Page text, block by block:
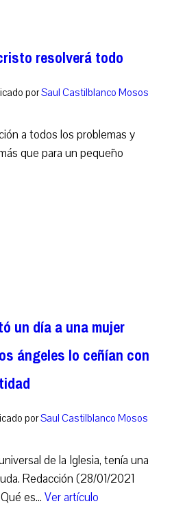
resolverá todo
porSaul Castilblanco Mosos
a todos los problemas y
que para un pequeño
un día a una mujer
ángeles lo ceñían con
porSaul Castilblanco Mosos
de la Iglesia, tenía una
Redacción (28/01/2021
es... Ver artículo